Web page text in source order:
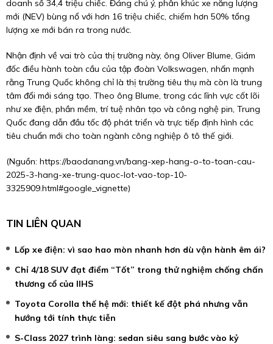
doanh số 34,4 triệu chiếc. Đáng chú ý, phân khúc xe năng lượng
mới (NEV) bùng nổ với hơn 16 triệu chiếc, chiếm hơn 50% tổng
lượng xe mới bán ra trong nước.
Nhận định về vai trò của thị trường này, ông Oliver Blume, Giám
đốc điều hành toàn cầu của tập đoàn Volkswagen, nhấn mạnh
rằng Trung Quốc không chỉ là thị trường tiêu thụ mà còn là trung
tâm đổi mới sáng tạo. Theo ông Blume, trong các lĩnh vực cốt lõi
như xe điện, phần mềm, trí tuệ nhân tạo và công nghệ pin, Trung
Quốc đang dẫn đầu tốc độ phát triển và trực tiếp định hình các
tiêu chuẩn mới cho toàn ngành công nghiệp ô tô thế giới.
(Nguồn: https://baodanang.vn/bang-xep-hang-o-to-toan-cau-
2025-3-hang-xe-trung-quoc-lot-vao-top-10-
3325909.html#google_vignette)
TIN LIÊN QUAN
Lốp xe điện: vì sao hao mòn nhanh hơn dù vận hành êm ái?
Chỉ 4/18 SUV đạt điểm “Tốt” trong thử nghiệm chống chấn
thương cổ của IIHS
Toyota Corolla thế hệ mới: thiết kế đột phá nhưng vẫn
hướng tới tính thực tiễn
S-Class 2027 trình làng: sedan siêu sang bước vào kỷ